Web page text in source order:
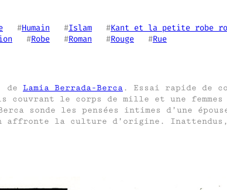
   #
Humain
   #
Islam
   #
Kant et la petite robe
   #
Robe
   #
Roman
   #
Rouge
   #
Rue
de Lamia Berrada-Berca. Essai rapide de
couvrant le corps de mille et une
sonde les pensées intimes d’une
la culture d’origine. Inattendus,